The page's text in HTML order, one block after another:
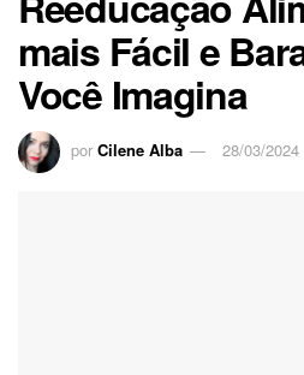
mais Fácil e
Você Imagina
por Cilene Alba 28/03/2024